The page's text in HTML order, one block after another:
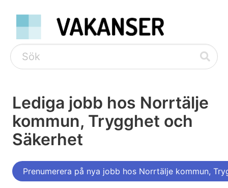
Lediga jobb hos Norrtälje
kommun, Trygghet och
Säkerhet
Prenumerera på nya jobb hos Norrtälje kommun,